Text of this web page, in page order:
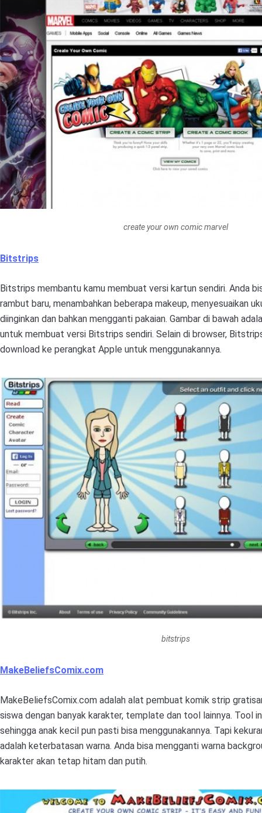
create your own comic marvel
Bitstrips
Bitstrips membantu kamu membuat versi kartun sendiri. Anda
rambut baru, menambahkan beberapa makeup, menyesuaikan
diinginkan dan bahkan mengganti pakaian. Gambar di bawah
untuk membuat versi Bitstrips sendiri. Selain di browser,
download ke perangkat Apple untuk menggunakannya.
bitstrips
MakeBeliefsComix.com
MakeBeliefsComix.com adalah alat pembuat komik strip
siswa dengan banyak karakter, template dan tool lainnya. Tool
sehingga anak kecil pun pasti bisa menggunakannya. Tapi
adalah keterbatasan warna. Anda bisa mengganti warna
karakter akan tetap hitam dan putih.